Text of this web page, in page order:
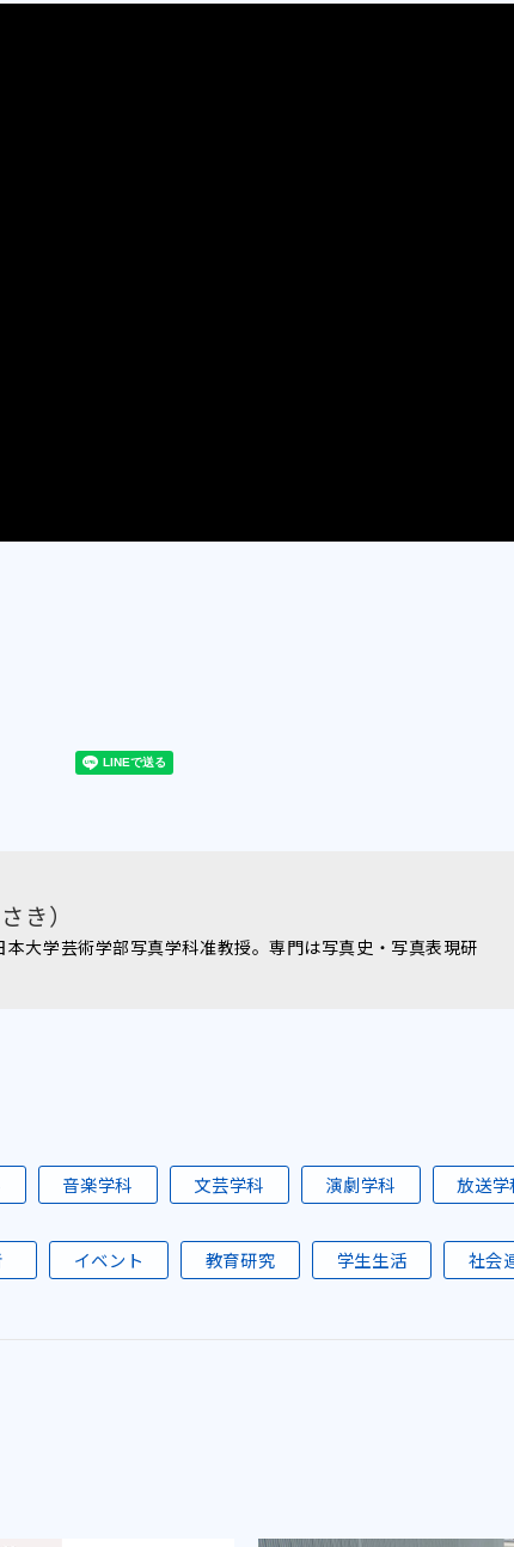
き）
大学芸術学部写真学科准教授。専門は写真史・写真表現研
音楽学科 文芸学科 演劇学科 放送学
イベント 教育研究 学生生活 社会